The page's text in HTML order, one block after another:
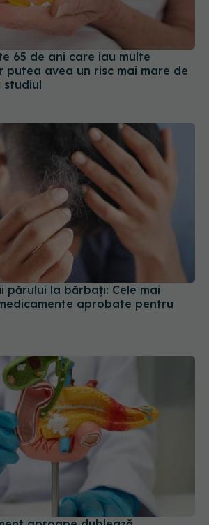
65 de ani care iau multe
putea avea un risc mai mare de
părului la bărbați: Cele mai
aprobate pentru
aproape dublează
cu cancer pancreatic